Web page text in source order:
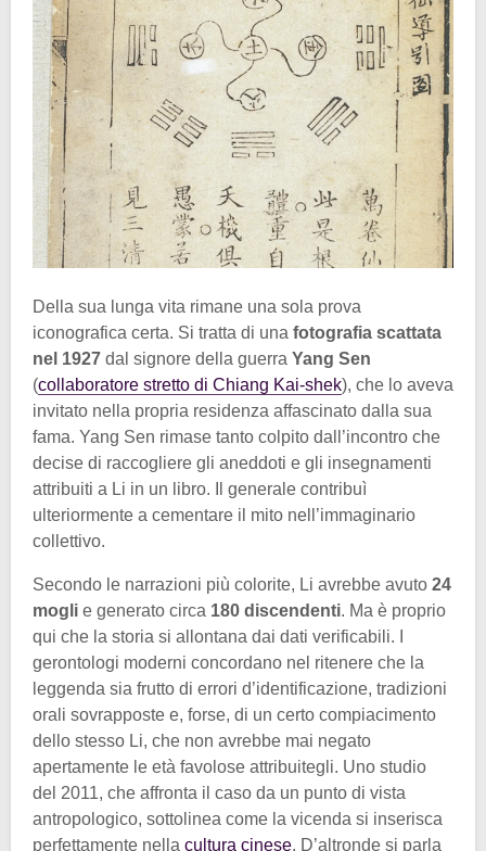
Della sua lunga vita rimane una sola prova
iconografica certa. Si tratta di una fotografia scattata
nel 1927 dal signore della guerra Yang Sen
(collaboratore stretto di Chiang Kai-shek), che lo aveva
invitato nella propria residenza affascinato dalla sua
fama. Yang Sen rimase tanto colpito dall’incontro che
decise di raccogliere gli aneddoti e gli insegnamenti
attribuiti a Li in un libro. Il generale contribuì
ulteriormente a cementare il mito nell’immaginario
collettivo.
Secondo le narrazioni più colorite, Li avrebbe avuto 24
mogli e generato circa 180 discendenti. Ma è proprio
qui che la storia si allontana dai dati verificabili. I
gerontologi moderni concordano nel ritenere che la
leggenda sia frutto di errori d’identificazione, tradizioni
orali sovrapposte e, forse, di un certo compiacimento
dello stesso Li, che non avrebbe mai negato
apertamente le età favolose attribuitegli. Uno studio
del 2011, che affronta il caso da un punto di vista
antropologico, sottolinea come la vicenda si inserisca
perfettamente nella cultura cinese. D’altronde si parla